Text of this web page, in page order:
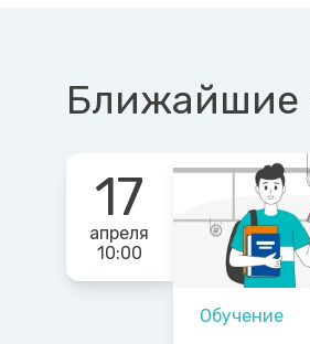
Ближайшие
17
апреля
10:00
Обучение